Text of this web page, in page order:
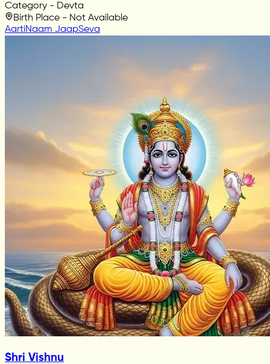
Category - Devta
Birth Place - Not Available
AartiNaam JaapSeva
Shri Vishnu